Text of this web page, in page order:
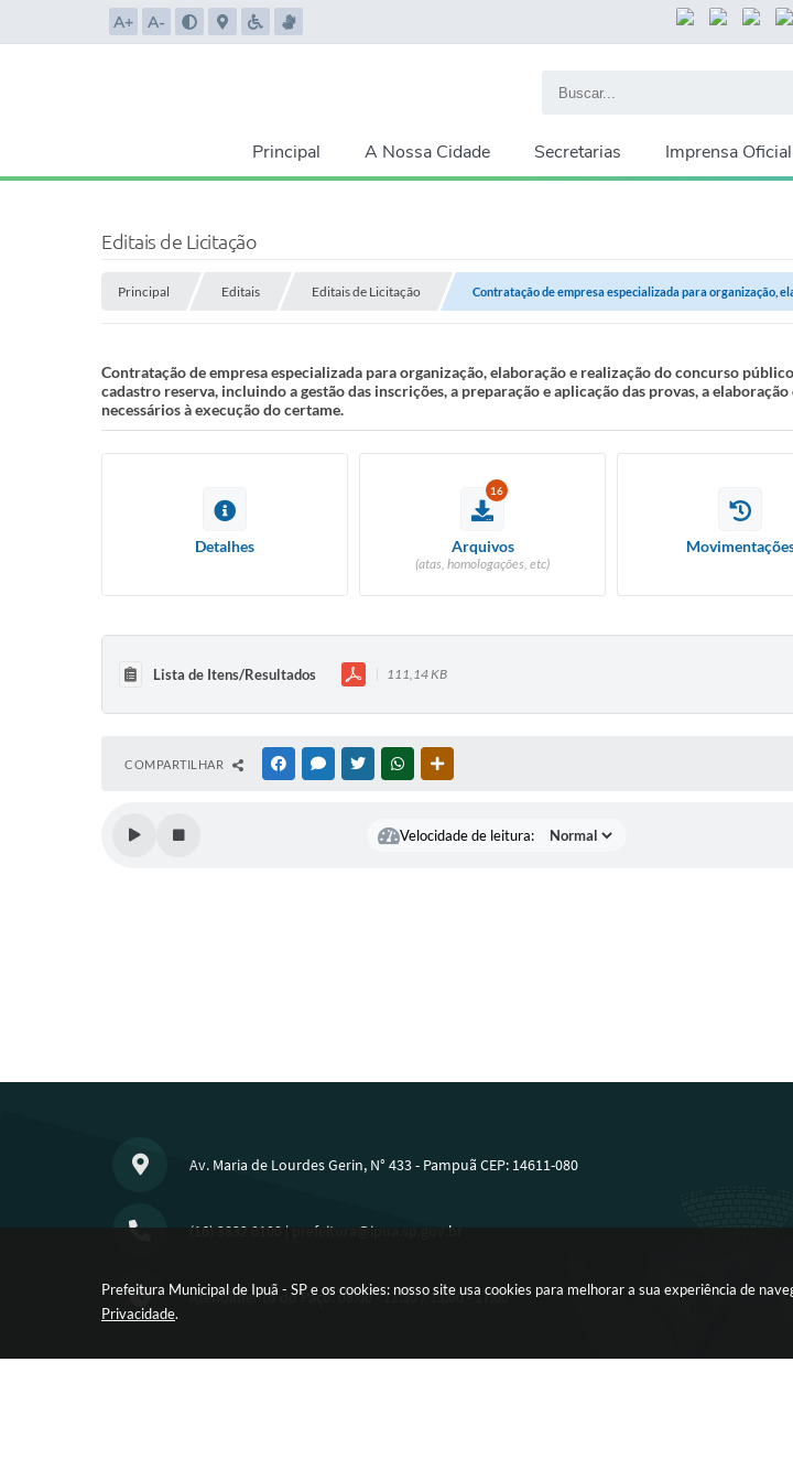
Prefeitura Municipal de Ipuã - SP e os cookies: nosso site usa cookies para melhorar a sua experiência de
Privacidade.
A+ A-
Principal A Nossa Cidade Secretarias Imprensa Oficial
Editais de Licitação
Principal Editais Editais de Licitação Contratação de empresa especializada para organização,
Contratação de empresa especializada para organização, elaboração e realização do concurso
cadastro reserva, incluindo a gestão das inscrições, a preparação e aplicação das provas, a
necessários à execução do certame.
Detalhes
16
Arquivos
(atas, homologações, etc)
Lista de Itens/Resultados 111,14 KB
COMPARTILHAR FACEBOOKMESSENGER
TWITTERWHATSAPP
Velocidade de leitura:
Av. Maria de Lourdes Gerin, N° 433 - Pampuã CEP: 14611-080
(16) 3832 0100 | prefeitura@ipua.sp.gov.br
Atendimento do Paço: 08:00 - 11:30 / 13:00 - 17:00